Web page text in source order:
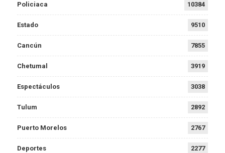
Policiaca 10384
Estado 9510
Cancún 7855
Chetumal 3919
Espectáculos 3038
Tulum 2892
Puerto Morelos 2767
Deportes 2277